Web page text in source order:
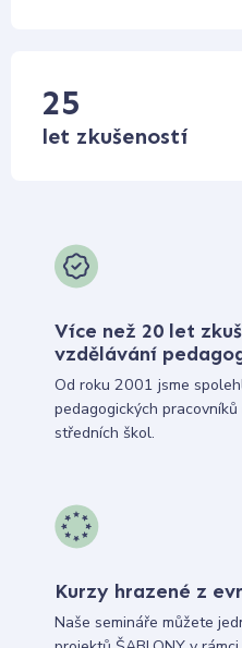
25
let zkušeností
Více než 20 let
vzdělávání
Od roku 2001 jsme
pedagogických
středních škol.
Kurzy hrazené z
Naše semináře můžete